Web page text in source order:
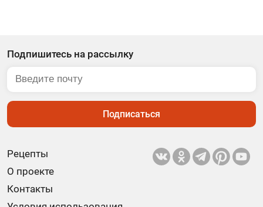
Рецепты
О проекте
Контакты
Подпишитесь на рассылку
Подписаться